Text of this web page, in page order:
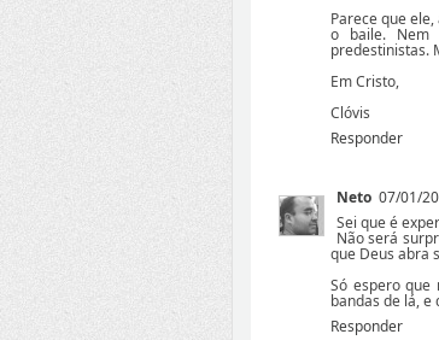
Parece que
o baile. Nem
predestinistas.
Em Cristo,
Clóvis
Responder
Neto 07/01/
Sei que é
Não será
que Deus abra
Só espero que
bandas de lá, e
Responder